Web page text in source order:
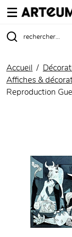
ARTEUM, la
Accueil
Affiches &
Reproduction